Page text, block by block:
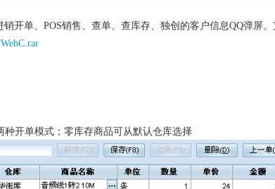
开单、 POS销售、查单、查库存、独创的客户信息QQ弹屏。
开单模式；零库存商品可从默认仓库选择